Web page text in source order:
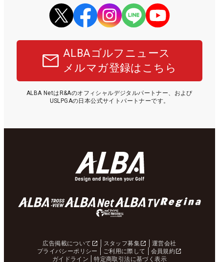
ALBAゴルフニュース
メルマガ登録はこちら
ALBA NetはR&Aのオフィシャルデジタルパートナー、および
USLPGAの日本公式サイトパートナーです。
広告掲載について スタッフ募集
運営会社
プライバシーポリシー
ご利用に際して
会員規約
ガイドライン
特定商取引法に基づく表示